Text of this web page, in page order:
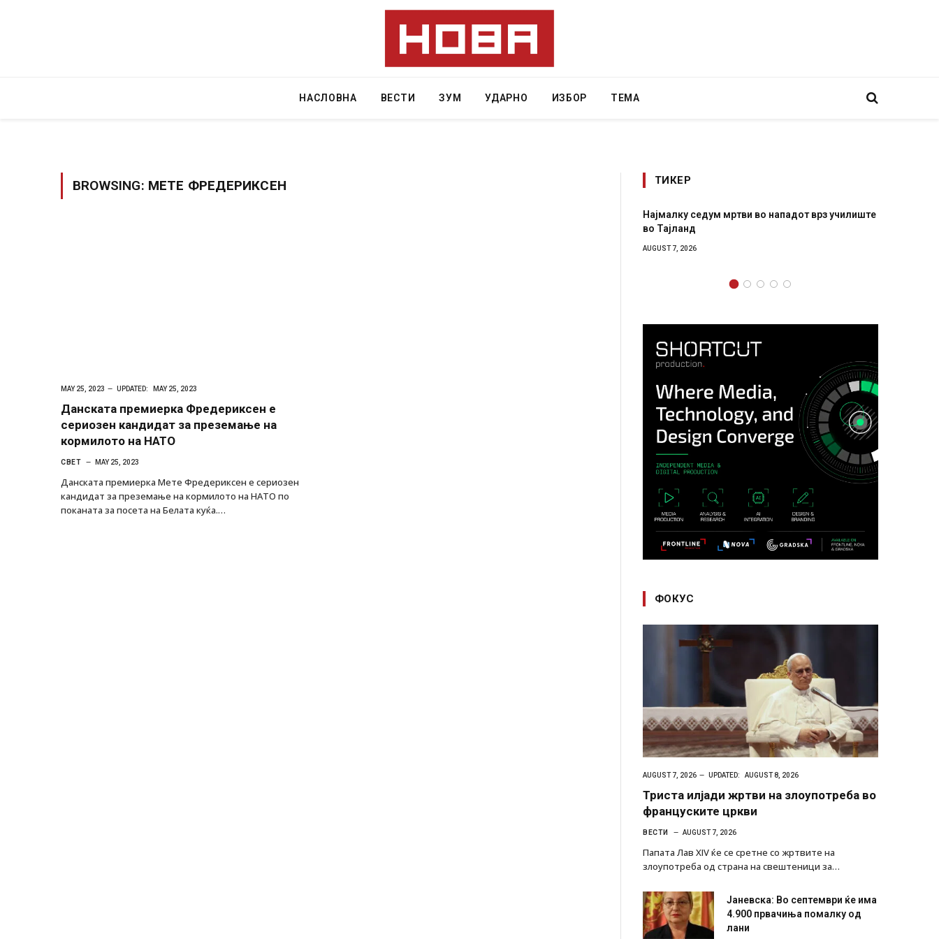
НАСЛОВНА ВЕСТИ ЗУМ УДАРНО ИЗБОР ТЕМА
BROWSING: МЕТЕ ФРЕДЕРИКСЕН
MAY 25, 2023 UPDATED: MAY 25, 2023
Данската премиерка Фредериксен е
сериозен кандидат за преземање на
кормилото на НАТО
СВЕТ MAY 25, 2023
Данската премиерка Мете Фредериксен е сериозен
кандидат за преземање на кормилото на НАТО по
поканата за посета на Белата куќа.…
ТИКЕР
Најмалку седум мртви во нападот врз училиште
СОЗИС: Украинците повеќе им
ФОКУС
AUGUST 7, 2026 UPDATED: AUGUST 8, 2026
Триста илјади жртви на злоупотреба во
француските цркви
ВЕСТИ AUGUST 7, 2026
Папата Лав XIV ќе се сретне со жртвите на
злоупотреба од страна на свештеници за…
Јаневска: Во септември ќе има
4.900 првачиња помалку од
лани